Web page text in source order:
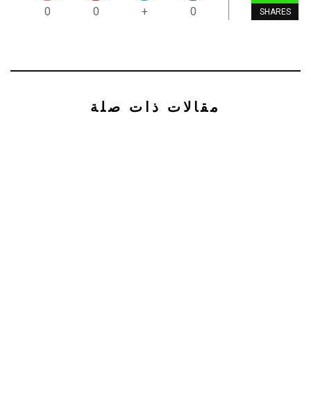
SHARES
0
+
0
0
مقالات ذات صلة